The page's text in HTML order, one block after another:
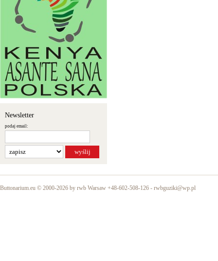
Newsletter
podaj email:
Buttonarium.eu © 2000-2026 by rwb Warsaw +48-602-508-126 - rwbguziki@wp.pl